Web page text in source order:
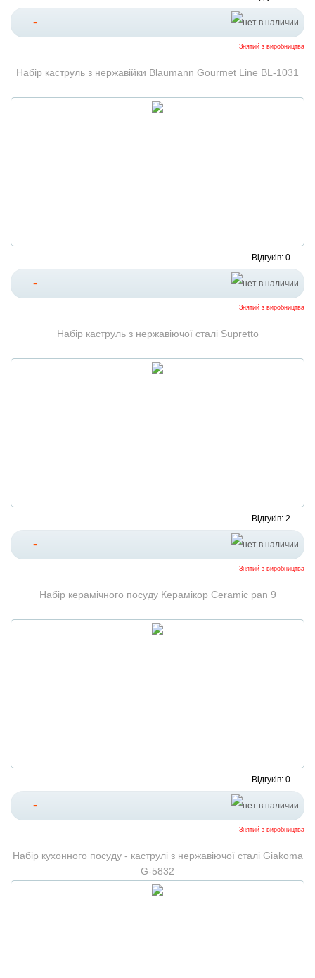
-
Знятий з виробництва
Набір каструль з нержавійки Blaumann Gourmet Line BL-1031
Відгуків: 0
-
Знятий з виробництва
Набір каструль з нержавіючої сталі Supretto
Відгуків: 2
-
Знятий з виробництва
Набір керамічного посуду Керамікор Ceramic pan 9
Відгуків: 0
-
Знятий з виробництва
Набір кухонного посуду - каструлі з нержавіючої сталі Giakoma
G-5832